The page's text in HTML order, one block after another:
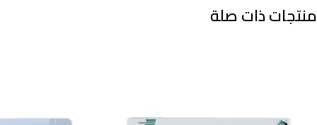
منتجات ذات صلة